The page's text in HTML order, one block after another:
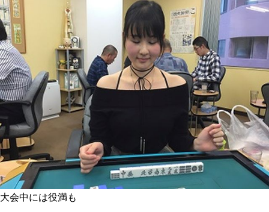
大会中には役満も